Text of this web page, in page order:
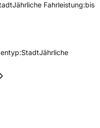
Jährliche Fahrleistung:bis
StadtJährliche